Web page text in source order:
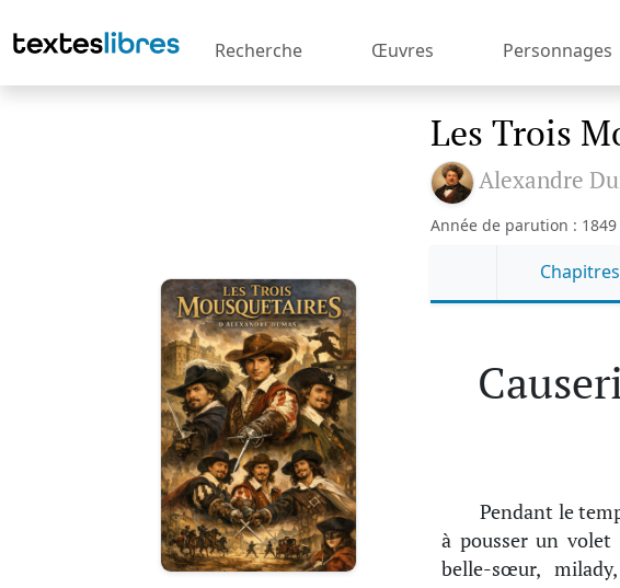
Recherche Œuvres Personnages
Les Trois
Alexandre
Année de parution : 1849
Chapitres
Pendant le
à pousser un
belle-sœur,